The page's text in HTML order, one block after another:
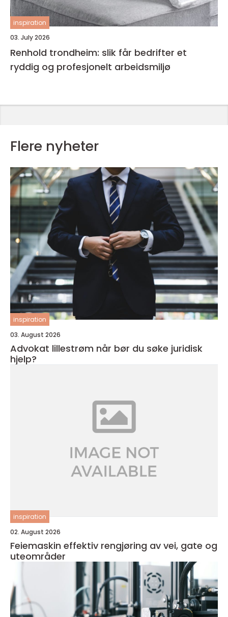
inspiration
03. July 2026
Renhold trondheim: slik får bedrifter et
ryddig og profesjonelt arbeidsmiljø
Flere nyheter
inspiration
03. August 2026
Advokat lillestrøm når bør du søke juridisk
hjelp?
inspiration
02. August 2026
Feiemaskin effektiv rengjøring av vei, gate og
uteområder